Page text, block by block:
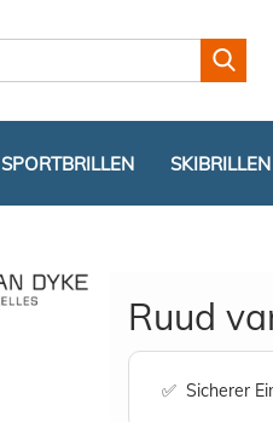
SPORTBRILLEN SKIBRILLEN
Ruud
✅ Sicherer